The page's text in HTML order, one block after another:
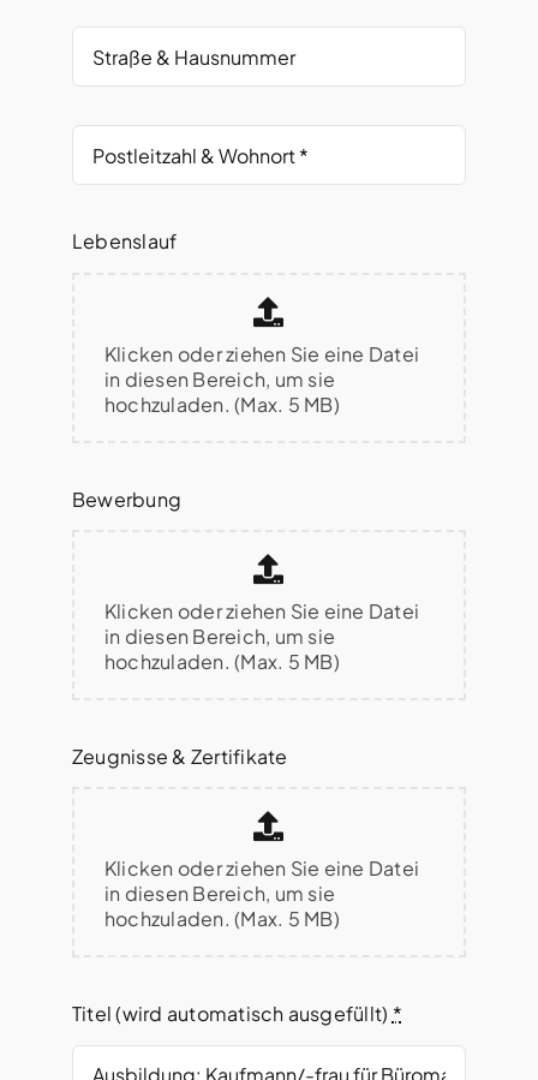
Lebenslauf
Klicken oder ziehen Sie eine Datei
in diesen Bereich, um sie
hochzuladen. (Max. 5 MB)
Bewerbung
Klicken oder ziehen Sie eine Datei
in diesen Bereich, um sie
hochzuladen. (Max. 5 MB)
Zeugnisse & Zertifikate
Klicken oder ziehen Sie eine Datei
in diesen Bereich, um sie
hochzuladen. (Max. 5 MB)
Titel (wird automatisch ausgefüllt) *